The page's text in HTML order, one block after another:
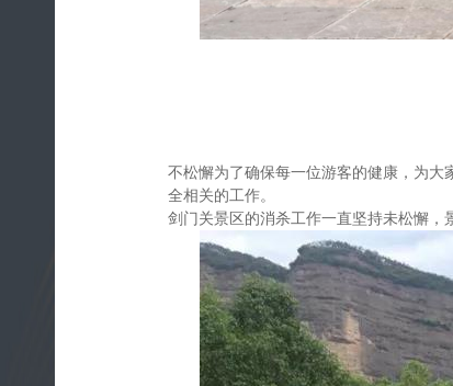
不松懈为了确保每一位游客的健康，为
全相关的工作。
剑门关景区的消杀工作一直坚持未松懈，